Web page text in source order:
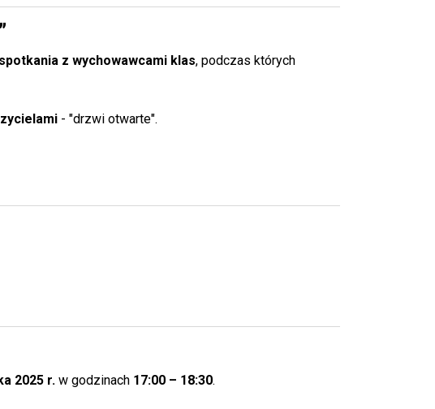
z wychowawcami klas, podczas których
- "drzwi otwarte".
2025 r. w godzinach 17:00 – 18:30.